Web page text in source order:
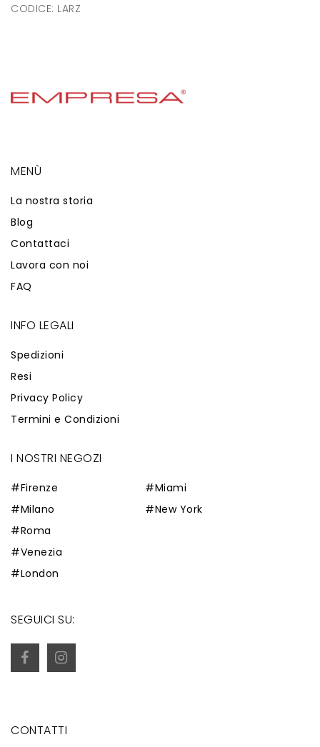
CODICE: LARZ
MENÙ
La nostra storia
Blog
Contattaci
Lavora con noi
FAQ
INFO LEGALI
Spedizioni
Resi
Privacy Policy
Termini e Condizioni
I NOSTRI NEGOZI
#Firenze
#Milano
#Roma
#Venezia
#London
#Miami
#New York
SEGUICI SU:
CONTATTI